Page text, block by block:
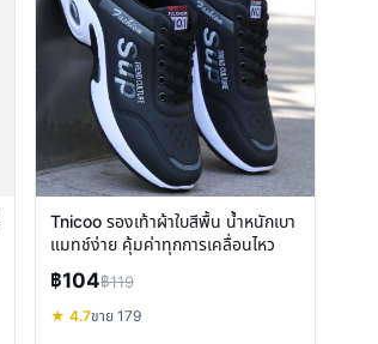
Tnicoo รองเท้าผ้าใบสีพื้น น้ำหนักเบา
แมทช์ง่าย คุ้มค่าทุกการเคลื่อนไหว
฿104฿119
★ 4.7ขาย 179